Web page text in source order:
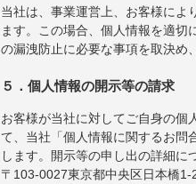
当社は、事業運営上、お客様によ
ます。この場合、個人情報を適
の漏洩防止に必要な事項を取決め
５．個人情報の開示等の請求
お客様が当社に対してご自身の個
て、当社「個人情報に関するお問
します。開示等の申し出の詳細に
〒103-0027東京都中央区日本橋